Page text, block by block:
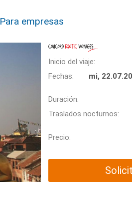
Para empresas
Inicio del viaje:
Fechas:
mi,
Duración:
Traslados nocturnos:
Precio: